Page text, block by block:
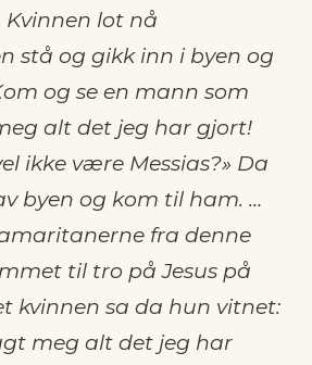
Kvinnen lot nå
stå og gikk inn i byen og
og se en mann som
alt det jeg har gjort!
ikke være Messias?» Da
byen og kom til ham. …
fra denne
til tro på Jesus på
kvinnen sa da hun vitnet:
meg alt det jeg har